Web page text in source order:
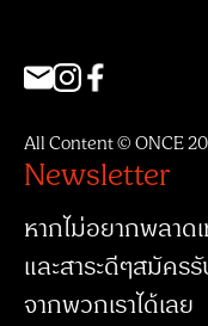
All Content © ONCE
Newsletter
หากไม่อยากพลาด
และสาระดีๆสมัคร
จากพวกเราได้เลย